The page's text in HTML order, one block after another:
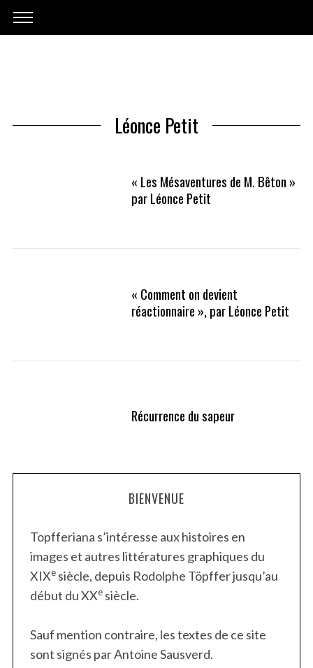
Léonce Petit
« Les Mésaventures de M. Bêton »
par Léonce Petit
« Comment on devient
réactionnaire », par Léonce Petit
Récurrence du sapeur
BIENVENUE
Topfferiana s’intéresse aux histoires en
images et autres littératures graphiques du
XIXesiècle, depuis Rodolphe Töpffer jusqu’au
début du XXesiècle.
Sauf mention contraire, les textes de ce site
sont signés par Antoine Sausverd.